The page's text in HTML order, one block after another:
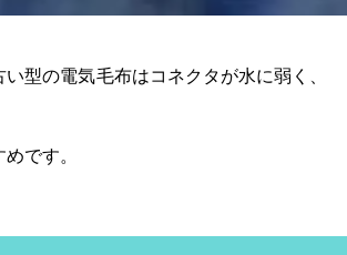
型の電気毛布はコネクタが水に弱く、
です。